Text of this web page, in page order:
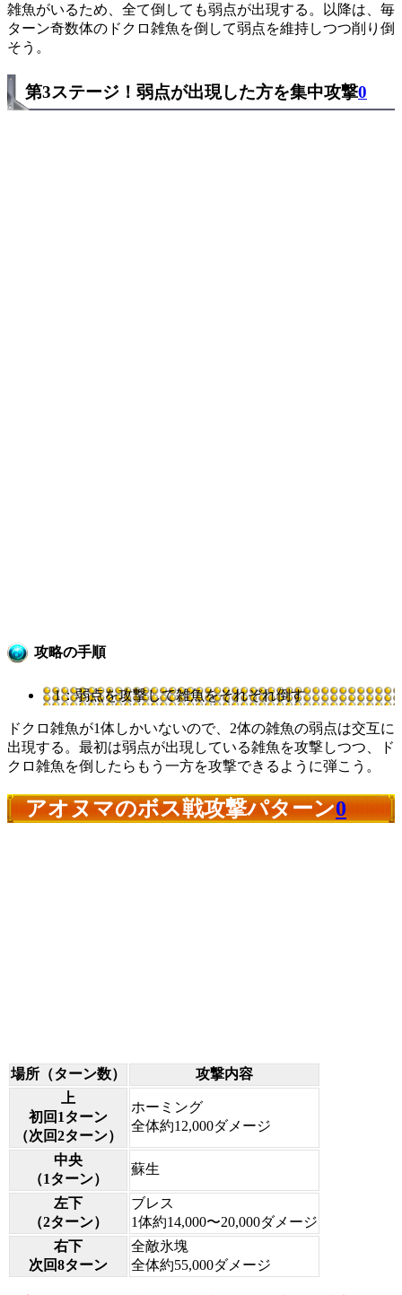
雑魚がいるため、全て倒しても弱点が出現する。以降は、毎
ターン奇数体のドクロ雑魚を倒して弱点を維持しつつ削り倒
そう。
第3ステージ！弱点が出現した方を集中攻撃0
攻略の手順
1：弱点を攻撃して雑魚をそれぞれ倒す
ドクロ雑魚が1体しかいないので、2体の雑魚の弱点は交互に
出現する。最初は弱点が出現している雑魚を攻撃しつつ、ド
クロ雑魚を倒したらもう一方を攻撃できるように弾こう。
アオヌマのボス戦攻撃パターン0
場所（ターン数）
攻撃内容
上
初回1ターン
（次回2ターン）
ホーミング
全体約12,000ダメージ
中央
（1ターン）
蘇生
左下
（2ターン）
ブレス
1体約14,000〜20,000ダメージ
右下
次回8ターン
全敵氷塊
全体約55,000ダメージ